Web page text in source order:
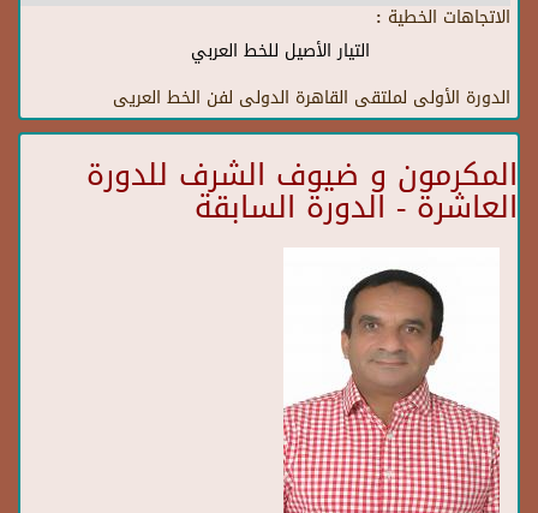
الاتجاهات الخطية :
التيار الأصيل للخط العربي
الدورة الأولى لملتقى القاهرة الدولى لفن الخط العريى
المكرمون و ضيوف الشرف للدورة
العاشرة - الدورة السابقة